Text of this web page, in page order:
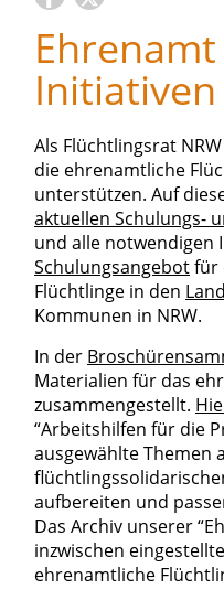
Initiativen
Als Flüchtlingsrat
die ehrenamtliche
unterstützen. Auf
aktuellen Schulungs-
und alle notwendigen
Schulungsangebotfür
Flüchtlinge in den
Kommunen in NRW.
In der
Materialien für das
zusammengestellt.
“Arbeitshilfen für die
ausgewählte Themen
aufbereiten und
Das Archiv unserer
inzwischen
ehrenamtliche